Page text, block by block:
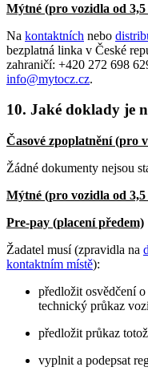
Mýtné (pro vozidla od 3,5
Na kontaktních nebo
bezplatná linka v České
zahraničí: +420 272 698
info@mytocz.cz.
10. Jaké doklady je
Časové zpoplatnění (pro
Žádné dokumenty nejsou
Mýtné (pro vozidla od 3,5
Pre-pay (placení předem)
Žadatel musí (zpravidla na
kontaktním místě):
předložit osvědčení
technický průkaz
předložit průkaz
vyplnit a podepsat